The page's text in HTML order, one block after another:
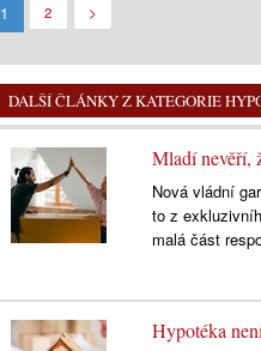
1 2 >
DALŠÍ ČLÁNKY Z KATEGORIE
Mladí nevěří,
Nová vládní
to z
malá část
Hypotéka